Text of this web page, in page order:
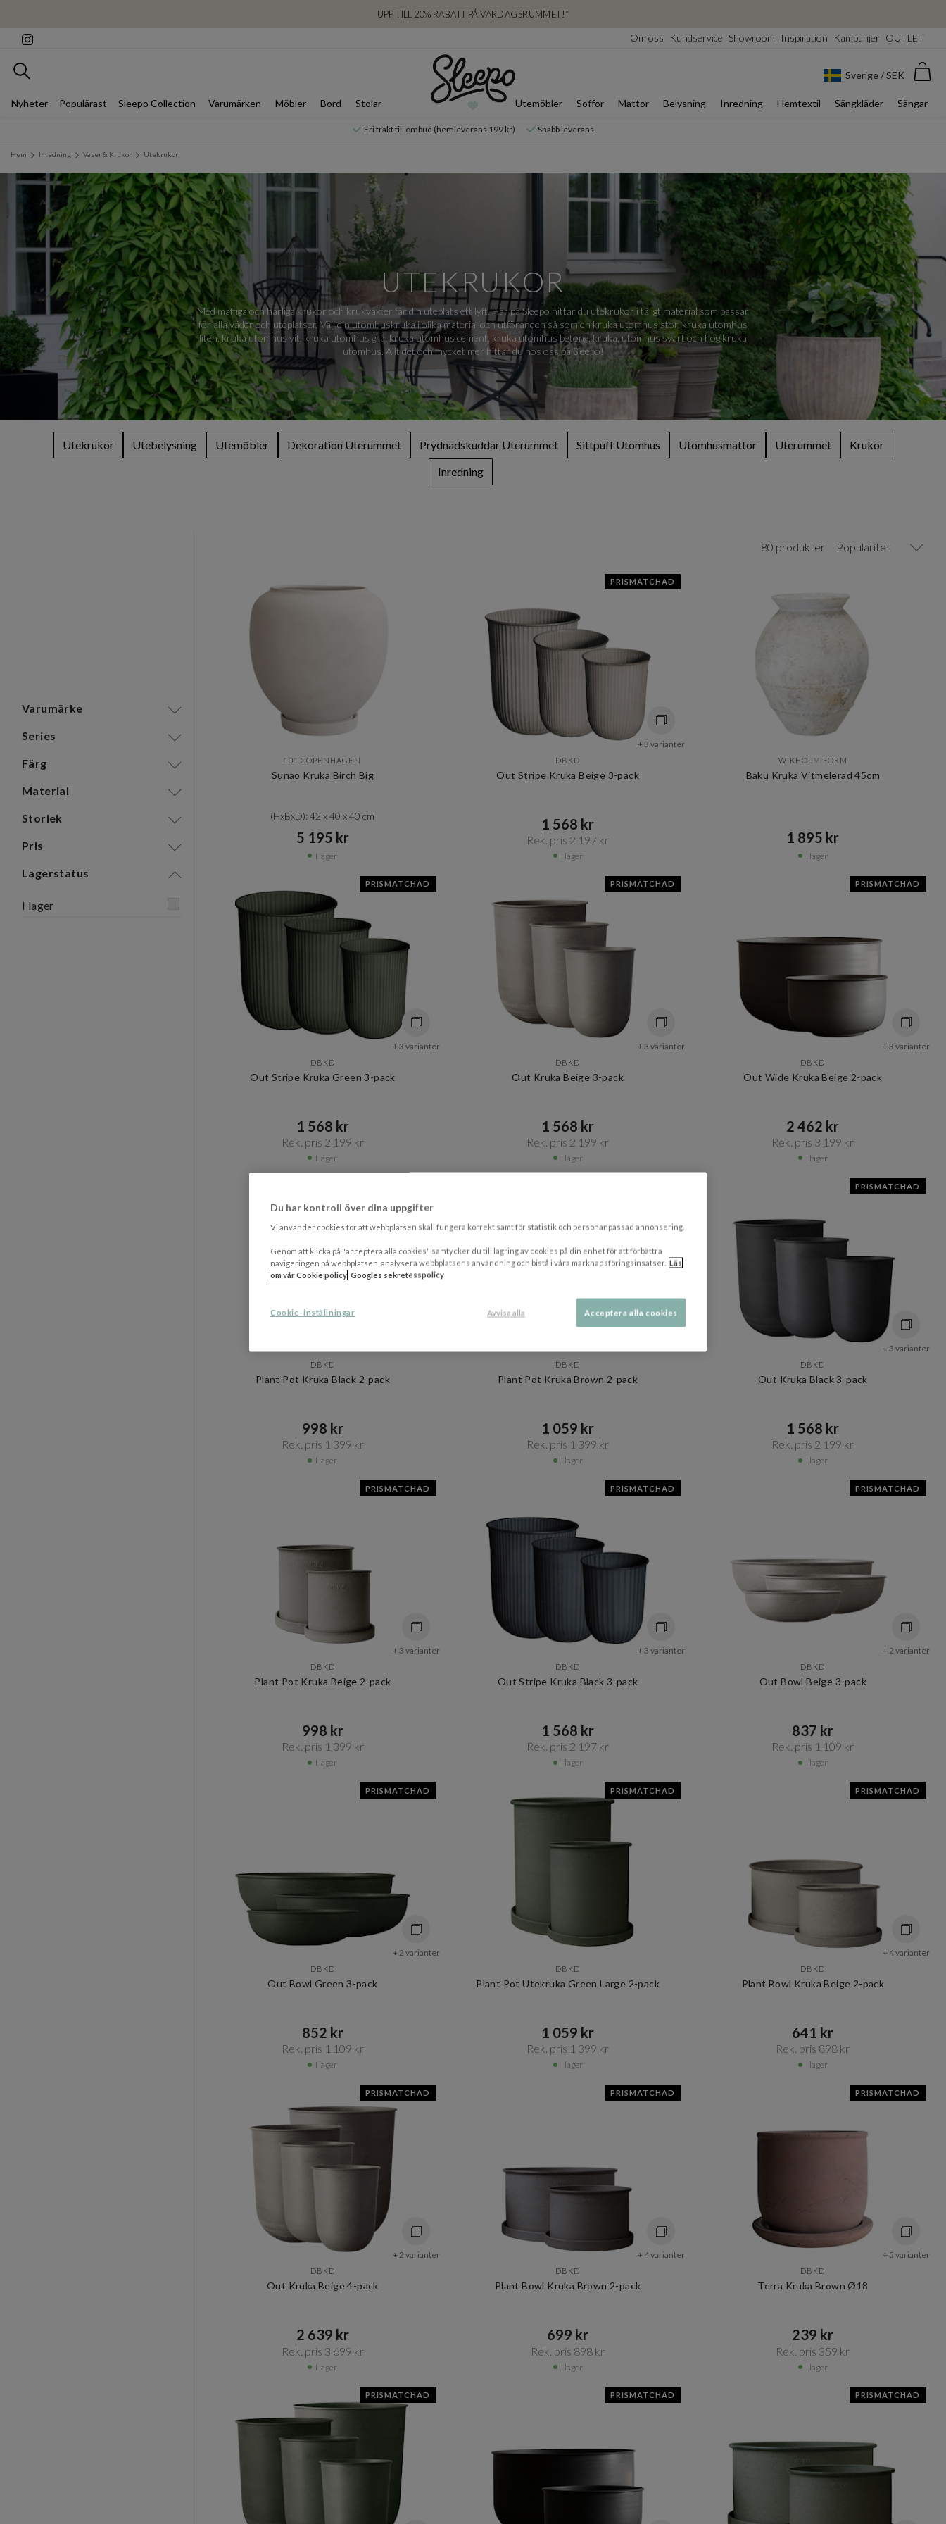
UPP TILL 20% RABATT PÅ VARDAGSRUMMET!*
Om oss Kundservice Showroom Inspiration Kampanjer OUTLET
Sök Sverige / SEK
Nyheter Populärast Sleepo Collection Varumärken Möbler Bord Stolar Utemöbler Soffor Mattor Belysning Inredning Hemtextil Sängkläder Sängar
Fri frakt till ombud (hemleverans 199 kr) Snabb leverans
Hem Inredning Vaser & Krukor Utekrukor
UTEKRUKOR
Med maffiga och härliga krukor och krukväxter får din uteplats ett lyft. Här på Sleepo hittar du utekrukor i tåligt material som passar
för alla väder och uteplatser. Välj din utomhuskruka i olika material och utföranden så som en kruka utomhus stor, kruka utomhus
liten, kruka utomhus vit, kruka utomhus grå, kruka utomhus cement, kruka utomhus betong, kruka, utomhus svart och hög kruka
utomhus. Allt det och mycket mer hittar du hos oss på Sleepo!
Utekrukor Utebelysning Utemöbler Dekoration Uterummet Prydnadskuddar Uterummet Sittpuff Utomhus Utomhusmattor Uterummet
Krukor
Inredning
Varumärke
Series
Färg
Material
Storlek
Pris
Lagerstatus
I lager
80 produkter Popularitet
101 COPENHAGEN
Sunao Kruka Birch Big
(HxBxD): 42 x 40 x 40 cm
5 195 kr​​
I lager
PRISMATCHAD
+ 3 varianter
DBKD
Out Stripe Kruka Beige 3-pack
1 568 kr​​
Rek. pris 2 197 kr​​
I lager
WIKHOLM FORM
Baku Kruka Vitmelerad 45cm
1 895 kr​​
I lager
PRISMATCHAD
+ 3 varianter
DBKD
Out Stripe Kruka Green 3-pack
1 568 kr​​
Rek. pris 2 199 kr​​
I lager
PRISMATCHAD
+ 3 varianter
DBKD
Out Kruka Beige 3-pack
1 568 kr​​
Rek. pris 2 199 kr​​
I lager
PRISMATCHAD
+ 3 varianter
DBKD
Out Wide Kruka Beige 2-pack
2 462 kr​​
Rek. pris 3 199 kr​​
I lager
DBKD
Plant Pot Kruka Black 2-pack
998 kr​​
Rek. pris 1 399 kr​​
I lager
DBKD
Plant Pot Kruka Brown 2-pack
1 059 kr​​
Rek. pris 1 399 kr​​
I lager
PRISMATCHAD
+ 3 varianter
DBKD
Out Kruka Black 3-pack
1 568 kr​​
Rek. pris 2 199 kr​​
I lager
PRISMATCHAD
+ 3 varianter
DBKD
Plant Pot Kruka Beige 2-pack
998 kr​​
Rek. pris 1 399 kr​​
I lager
PRISMATCHAD
+ 3 varianter
DBKD
Out Stripe Kruka Black 3-pack
1 568 kr​​
Rek. pris 2 197 kr​​
I lager
PRISMATCHAD
+ 2 varianter
DBKD
Out Bowl Beige 3-pack
837 kr​​
Rek. pris 1 109 kr​​
I lager
PRISMATCHAD
+ 2 varianter
DBKD
Out Bowl Green 3-pack
852 kr​​
Rek. pris 1 109 kr​​
I lager
PRISMATCHAD
DBKD
Plant Pot Utekruka Green Large 2-pack
1 059 kr​​
Rek. pris 1 399 kr​​
I lager
PRISMATCHAD
+ 4 varianter
DBKD
Plant Bowl Kruka Beige 2-pack
641 kr​​
Rek. pris 898 kr​​
I lager
PRISMATCHAD
+ 2 varianter
DBKD
Out Kruka Beige 4-pack
2 639 kr​​
Rek. pris 3 699 kr​​
I lager
PRISMATCHAD
+ 4 varianter
DBKD
Plant Bowl Kruka Brown 2-pack
699 kr​​
Rek. pris 898 kr​​
I lager
PRISMATCHAD
+ 5 varianter
DBKD
Terra Kruka Brown Ø18
239 kr​​
Rek. pris 359 kr​​
I lager
PRISMATCHAD PRISMATCHAD PRISMATCHAD
Du har kontroll över dina uppgifter
Vi använder cookies för att webbplatsen skall fungera korrekt samt för statistik och personanpassad annonsering.
Genom att klicka på "acceptera alla cookies" samtycker du till lagring av cookies på din enhet för att förbättra
navigeringen på webbplatsen, analysera webbplatsens användning och bistå i våra marknadsföringsinsatser. Läs
om vår Cookie policy Googles sekretesspolicy
Cookie-inställningar Avvisa alla Acceptera alla cookies